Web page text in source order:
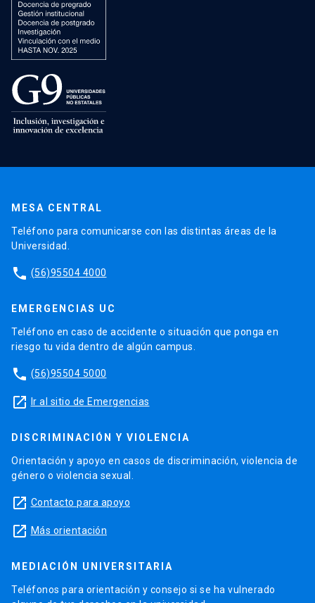
MESA CENTRAL
Teléfono para comunicarse con las distintas áreas de la
Universidad.
phone (56)95504 4000
EMERGENCIAS UC
Teléfono en caso de accidente o situación que ponga en
riesgo tu vida dentro de algún campus.
phone (56)95504 5000
launch Ir al sitio de Emergencias
DISCRIMINACIÓN Y VIOLENCIA
Orientación y apoyo en casos de discriminación, violencia de
género o violencia sexual.
launch Contacto para apoyo
launch Más orientación
MEDIACIÓN UNIVERSITARIA
Teléfonos para orientación y consejo si se ha vulnerado